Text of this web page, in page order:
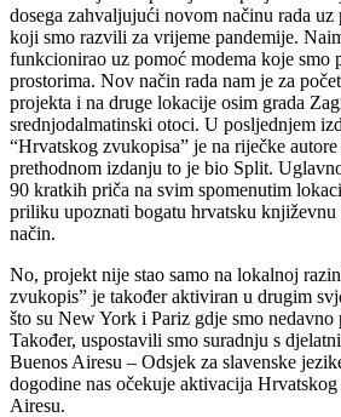
dosega zahvaljujući novom načinu rada
koji smo razvili za vrijeme pandemije.
funkcionirao uz pomoć modema koje smo
prostorima. Nov način rada nam je za
projekta i na druge lokacije osim grada
srednjodalmatinski otoci. U posljednjem
“Hrvatskog zvukopisa” je na riječke
prethodnom izdanju to je bio Split.
90 kratkih priča na svim spomenutim
priliku upoznati bogatu hrvatsku književnu
način.
No, projekt nije stao samo na lokalnoj
zvukopis” je također aktiviran u drugim
što su New York i Pariz gdje smo
Također, uspostavili smo suradnju s
Buenos Airesu – Odsjek za slavenske
dogodine nas očekuje aktivacija
Airesu.